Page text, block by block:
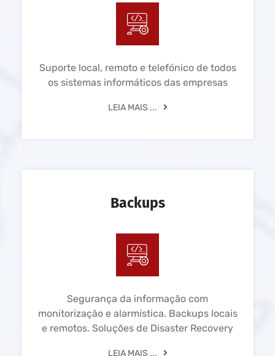
Suporte local, remoto e telefónico de todos
os sistemas informáticos das empresas
LEIA MAIS ...
Backups
Segurança da informação com
monitorização e alarmística. Backups locais
e remotos. Soluções de Disaster Recovery
LEIA MAIS ...